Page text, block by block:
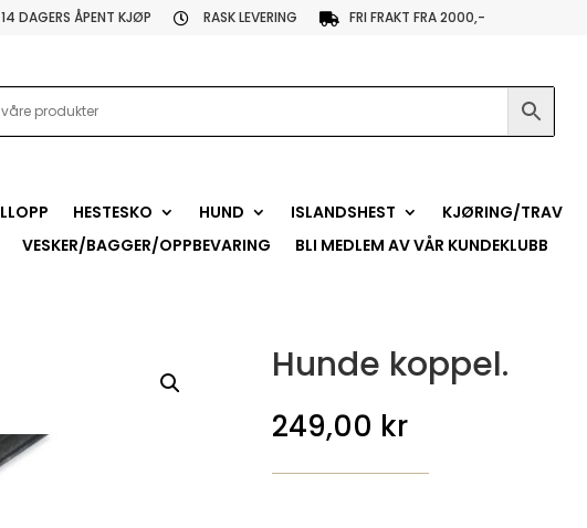
14 DAGERS ÅPENT KJØP  RASK LEVERING  FRI FRAKT FRA 2000,-
HESTESKO HUND ISLANDSHEST KJØRING/TRAV
VESKER/BAGGER/OPPBEVARING BLI MEDLEM AV VÅR KUNDEKLUBB
Hunde koppel.
249,00 kr